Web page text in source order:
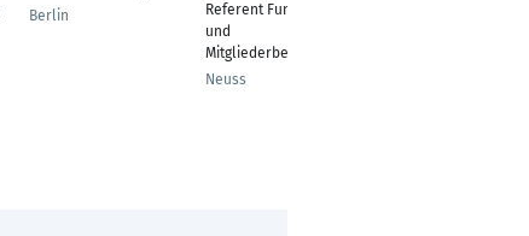
Berlin
Referent Fundraising
und
Mitgliederbetreuung
Neuss